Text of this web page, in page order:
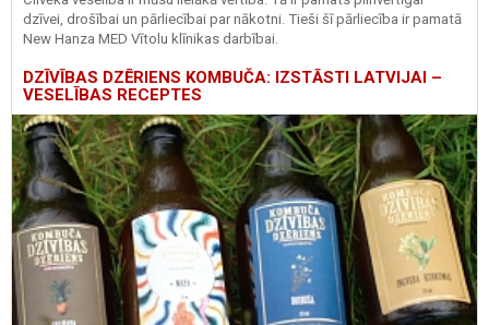
dzīvei, drošībai un pārliecībai par nākotni. Tieši šī pārliecība ir pamatā
New Hanza MED Vītolu klīnikas darbībai.
DZĪVĪBAS DZĒRIENS KOMBUČA: IZSTĀSTI LATVIJAI –
VESELĪBAS RECEPTES